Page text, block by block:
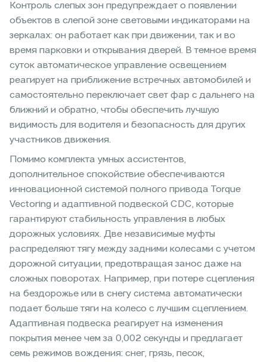
Контроль слепых зон предупреждает о появлении
объектов в слепой зоне световыми индикаторами на
зеркалах: он работает как при движении, так и во
время парковки и открывания дверей. В темное время
суток автоматическое управление освещением
реагирует на приближение встречных автомобилей и
самостоятельно переключает свет фар с дальнего на
ближний и обратно, чтобы обеспечить лучшую
видимость для водителя и безопасность для других
участников движения.
Помимо комплекта умных ассистентов,
дополнительное спокойствие обеспечиваются
инновационной системой полного привода Torque
Vectoring и адаптивной подвеской CDC, которые
гарантируют стабильность управления в любых
дорожных условиях. Две независимые муфты
распределяют тягу между задними колесами с учетом
дорожной ситуации, предотвращая занос даже на
сложных поворотах. Например, при потере сцепления
на бездорожье или в снегу система автоматически
подает больше тяги на колесо с лучшим сцеплением.
Адаптивная подвеска реагирует на изменения
покрытия менее чем за 0,002 секунды и предлагает
семь режимов вождения: снег, грязь, песок,